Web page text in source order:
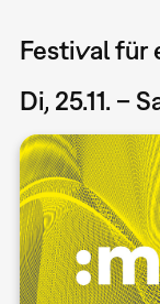
Festival für
Di, 25.11. –